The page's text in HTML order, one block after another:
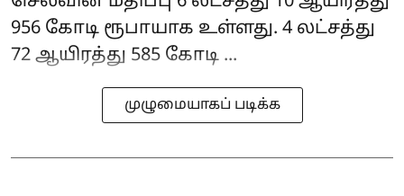
956 கோடி ரூபாயாக உள்ளது. 4 லட்சத்து
72 ஆயிரத்து 585 கோடி ...
முழுமையாகப் படிக்க